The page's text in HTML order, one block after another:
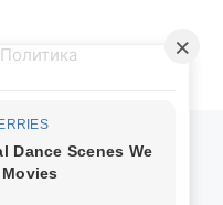
Политика